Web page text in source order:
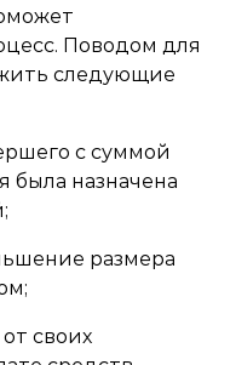
Поводом для
следующие
с суммой
была назначена
размера
своих